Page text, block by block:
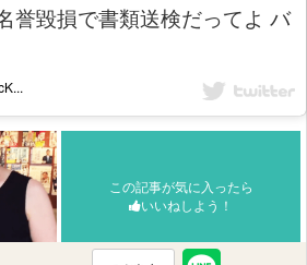
誉毀損で書類送検だってよ バ
この記事が気に入ったら
いいねしよう！